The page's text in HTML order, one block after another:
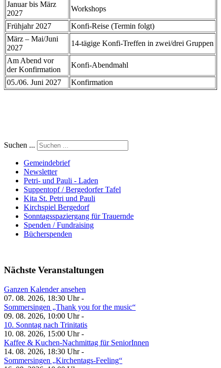
Januar bis März
2027
Workshops
Frühjahr 2027
Konfi-Reise (Termin folgt)
März – Mai/Juni
2027
14-tägige Konfi-Treffen in zwei/drei Gruppen
Am Abend vor
der Konfirmation
Konfi-Abendmahl
05./06. Juni 2027 Konfirmation
Suchen ...
Gemeindebrief
Newsletter
Petri- und Pauli - Laden
Suppentopf / Bergedorfer Tafel
Kita St. Petri und Pauli
Kirchspiel Bergedorf
Sonntagsspaziergang für Trauernde
Spenden / Fundraising
Bücherspenden
Nächste Veranstaltungen
Ganzen Kalender ansehen
07. 08. 2026, 18:30 Uhr -
Sommersingen „Thank you for the music“
09. 08. 2026, 10:00 Uhr -
10. Sonntag nach Trinitatis
10. 08. 2026, 15:00 Uhr -
Kaffee & Kuchen-Nachmittag für SeniorInnen
14. 08. 2026, 18:30 Uhr -
Sommersingen „Kirchentags-Feeling“